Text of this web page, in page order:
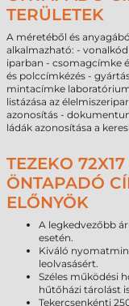
TERÜLETEK
A méretéből és
alkalmazható: -
iparban - csomagcímke
és polccímkézés -
mintacímke
listázása az
azonosítás -
ládák azonosítása a
TEZEKO
ÖNTAPADÓ
ELŐNYÖK
A legkedvezőbb
esetén.
Kiváló
leolvasásért.
Széles működési
hűtőházi tárolást
Tekercsenkénti